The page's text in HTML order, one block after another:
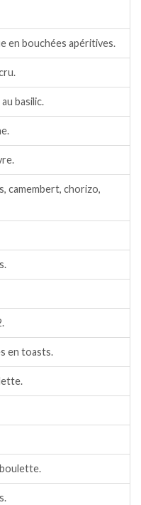
en bouchées apéritives.
basilic.
camembert, chorizo,
en toasts.